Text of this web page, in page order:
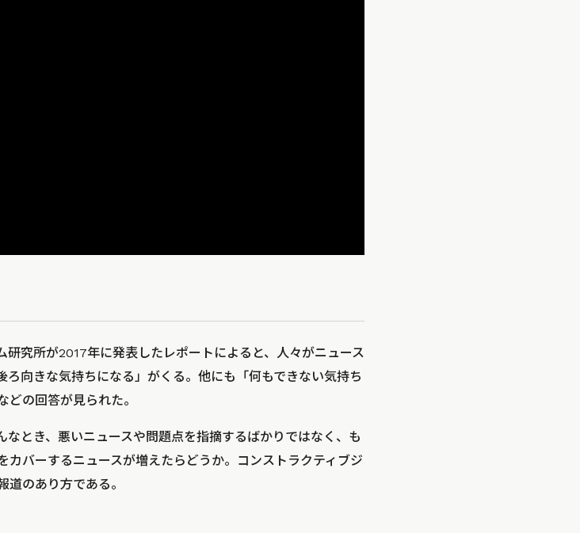
究所が2017年に発表したレポートによると、人々がニュース
向きな気持ちになる」がくる。他にも「何もできない気持ち
の回答が見られた。
とき、悪いニュースや問題点を指摘するばかりではなく、も
カバーするニュースが増えたらどうか。コンストラクティブジ
のあり方である。